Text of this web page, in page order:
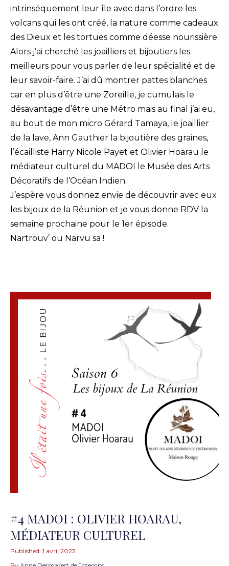
intrinséquement leur île avec dans l’ordre les
volcans qui les ont créé, la nature comme cadeaux
des Dieux et les tortues comme déesse nourissière.
Alors j’ai cherché les joailliers et bijoutiers les
meilleurs pour vous parler de leur spécialité et de
leur savoir-faire. J’ai dû montrer pattes blanches
car en plus d’être une Zoreille, je cumulais le
désavantage d’être une Métro mais au final j’ai eu,
au bout de mon micro Gérard Tamaya, le joaillier
de la lave, Ann Gauthier la bijoutière des graines,
l’écailliste Harry Nicole Payet et Olivier Hoarau le
médiateur culturel du MADOI le Musée des Arts
Décoratifs de l’Océan Indien.
J’espère vous donnez envie de découvrir avec eux
les bijoux de la Réunion et je vous donne RDV la
semaine prochaine pour le 1er épisode.
Nartrouv’ ou Narvu sa !
#4 MADOI : OLIVIER HOARAU,
MÉDIATEUR CULTUREL
Published: 1 avril 2023